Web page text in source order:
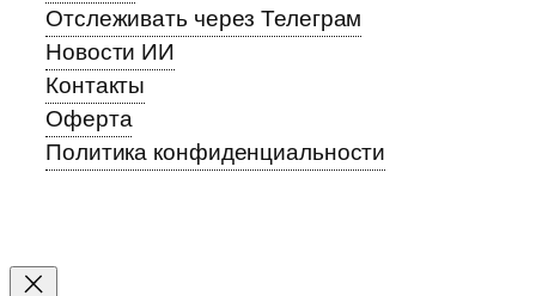
Отслеживать через Телеграм
Новости ИИ
Контакты
Оферта
Политика конфиденциальности
Прокрутка